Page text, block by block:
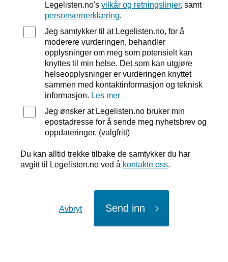
Legelisten.no'svilkår og retningslinjer, samt
personvernerklæring.
Jeg samtykker til at Legelisten.no, for å
moderere vurderingen, behandler
opplysninger om meg som potensielt kan
knyttes til min helse. Det som kan utgjøre
helseopplysninger er vurderingen knyttet
sammen med kontaktinformasjon og teknisk
informasjon. Les mer
Jeg ønsker at Legelisten.no bruker min
epostadresse for å sende meg nyhetsbrev og
oppdateringer. (valgfritt)
Du kan alltid trekke tilbake de samtykker du har
avgitt til Legelisten.no ved å kontakte oss.
Avbryt Send inn